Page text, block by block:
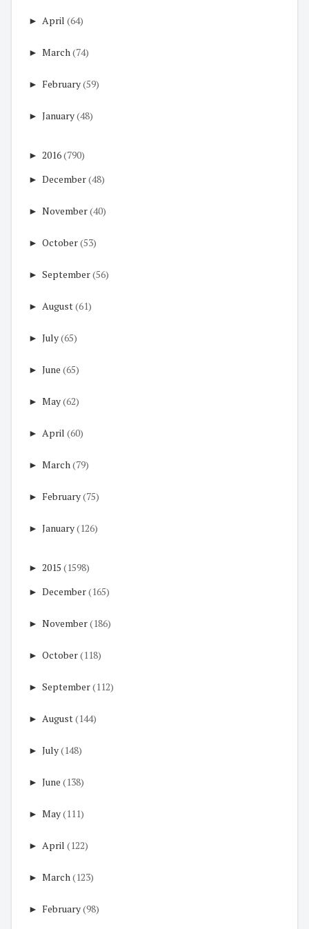
► April (64)
► March(74)
► February(59)
► January(48)
► 2016(790)
► December(48)
► November(40)
► October(53)
► September(56)
► August(61)
► July(65)
► June (65)
► May(62)
► April (60)
► March(79)
► February(75)
► January(126)
► 2015 (1598)
► December(165)
► November(186)
► October(118)
► September(112)
► August(144)
► July(148)
► June (138)
► May(111)
► April (122)
► March(123)
► February(98)